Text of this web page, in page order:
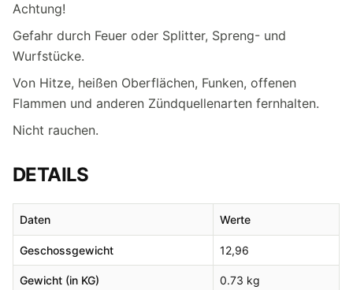
Achtung!
Gefahr durch Feuer oder Splitter, Spreng- und
Wurfstücke.
Von Hitze, heißen Oberflächen, Funken, offenen
Flammen und anderen Zündquellenarten fernhalten.
Nicht rauchen.
DETAILS
Daten Werte
Geschossgewicht 12,96
Gewicht (in KG) 0.73 kg